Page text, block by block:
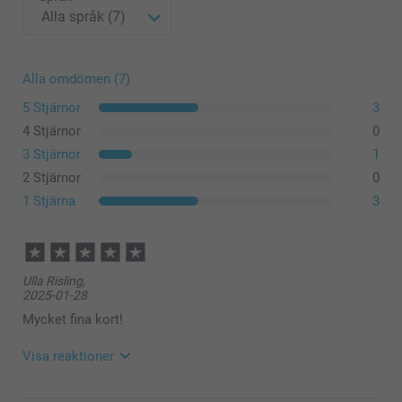
Alla omdömen (7)
5 Stjärnor
3
4 Stjärnor
0
3 Stjärnor
1
2 Stjärnor
0
1 Stjärna
3
Ulla Risling,
2025-01-28
Mycket fina kort!
Visa reaktioner